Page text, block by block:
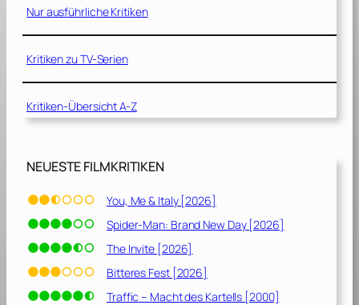
o
m
m
d
o
1
8
]
Nur ausführliche Kritiken
Kritiken zu TV-Serien
Kritiken-Übersicht A-Z
NEUESTE FILMKRITIKEN
You, Me & Italy [2026]
Spider-Man: Brand New Day [2026]
The Invite [2026]
Bitteres Fest [2026]
Traffic – Macht des Kartells [2000]